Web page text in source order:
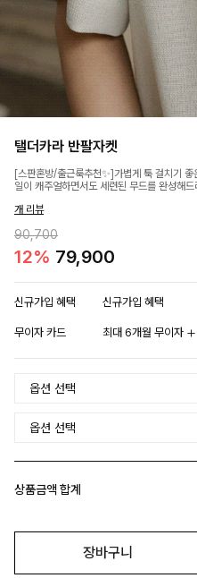
탤더카라 반팔자켓
[스판혼방/출근룩추천✨]가볍게 툭 걸치기
일이 캐주얼하면서도 세련된 무드를 완성해
개 리뷰
90,700
12% 79,900
신규가입 혜택 신규가입 혜택
무이자 카드 최대 6개월 무이자
상품금액 합계
장바구니